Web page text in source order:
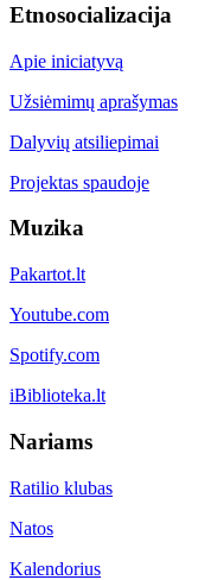
Etnosocializacija
Apie iniciatyvą
Užsiėmimų aprašymas
Dalyvių atsiliepimai
Projektas spaudoje
Muzika
Pakartot.lt
Youtube.com
Spotify.com
iBiblioteka.lt
Nariams
Ratilio klubas
Natos
Kalendorius